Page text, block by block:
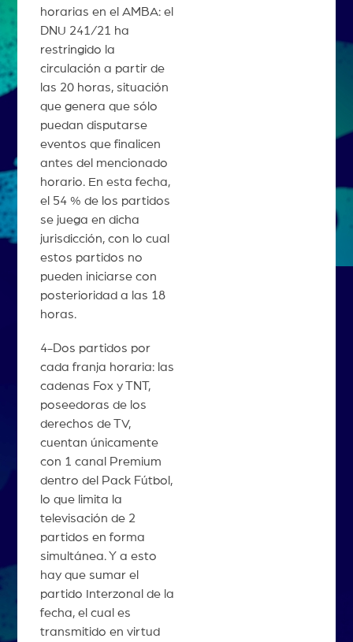
horarias en el AMBA: el
DNU 241/21 ha
restringido la
circulación a partir de
las 20 horas, situación
que genera que sólo
puedan disputarse
eventos que finalicen
antes del mencionado
horario. En esta fecha,
el 54 % de los partidos
se juega en dicha
jurisdicción, con lo cual
estos partidos no
pueden iniciarse con
posterioridad a las 18
horas.
4-Dos partidos por
cada franja horaria: las
cadenas Fox y TNT,
poseedoras de los
derechos de TV,
cuentan únicamente
con 1 canal Premium
dentro del Pack Fútbol,
lo que limita la
televisación de 2
partidos en forma
simultánea. Y a esto
hay que sumar el
partido Interzonal de la
fecha, el cual es
transmitido en virtud